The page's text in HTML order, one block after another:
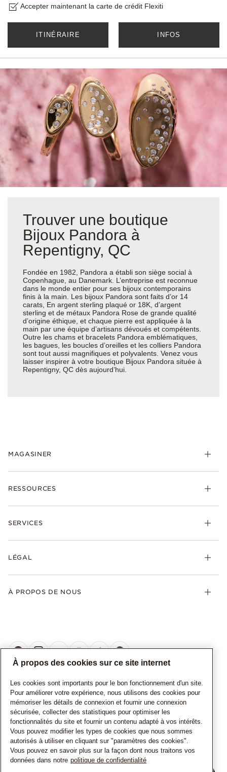
Accepter maintenant la carte de crédit Flexiti
ITINÉRAIRE INFOS
Trouver une boutique
Bijoux Pandora à
Repentigny, QC
Fondée en 1982, Pandora a établi son siège social à
Copenhague, au Danemark. L’entreprise est reconnue
dans le monde entier pour ses bijoux contemporains
finis à la main. Les bijoux Pandora sont faits d’or 14
carats, En argent sterling plaqué or 18K, d’argent
sterling et de métaux Pandora Rose de grande qualité
d’origine éthique, et chaque pierre est appliquée à la
main par une équipe d’artisans dévoués et compétents.
Outre les chams et bracelets Pandora emblématiques,
les bagues, les boucles d’oreilles et les colliers Pandora
sont tout aussi magnifiques et polyvalents. Venez vous
laisser inspirer à votre boutique Bijoux Pandora située à
Repentigny, QC dès aujourd’hui.
MAGASINER
RESSOURCES
SERVICES
LÉGAL
À PROPOS DE NOUS
CANADA Français
© TOUS DROITS RESERVES. 2026 Pandora
À propos des cookies sur ce site internet
Les cookies sont importants pour le bon fonctionnement d'un site.
Pour améliorer votre expérience, nous utilisons des cookies pour
mémoriser les détails de connexion et fournir une connexion
sécurisée, collecter des statistiques pour optimiser les
fonctionnalités du site et fournir un contenu adapté à vos intérêts.
Vous pouvez modifier les types de cookies que nous sommes
autorisés à utiliser en cliquant sur "paramètres des cookies".
Vous pouvez en savoir plus sur la façon dont nous traitons vos
données dans notre politique de confidentialité